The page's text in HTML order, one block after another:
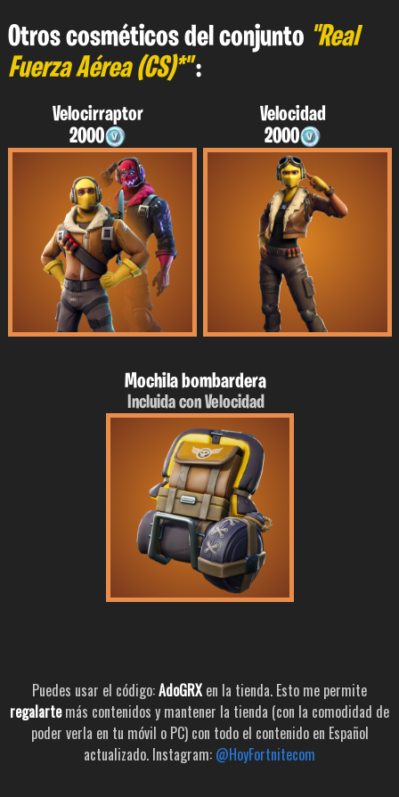
Otros cosméticos del conjunto "Real
Fuerza Aérea (CS)*":
Velocirraptor
2000
Velocidad
2000
Mochila bombardera
Incluida con Velocidad
Puedes usar el código:AdoGRX en la tienda. Esto me permite
regalartemás contenidos y mantener la tienda (con la comodidad de
poder verla en tu móvil o PC) con todo el contenido en Español
actualizado. Instagram: @HoyFortnitecom